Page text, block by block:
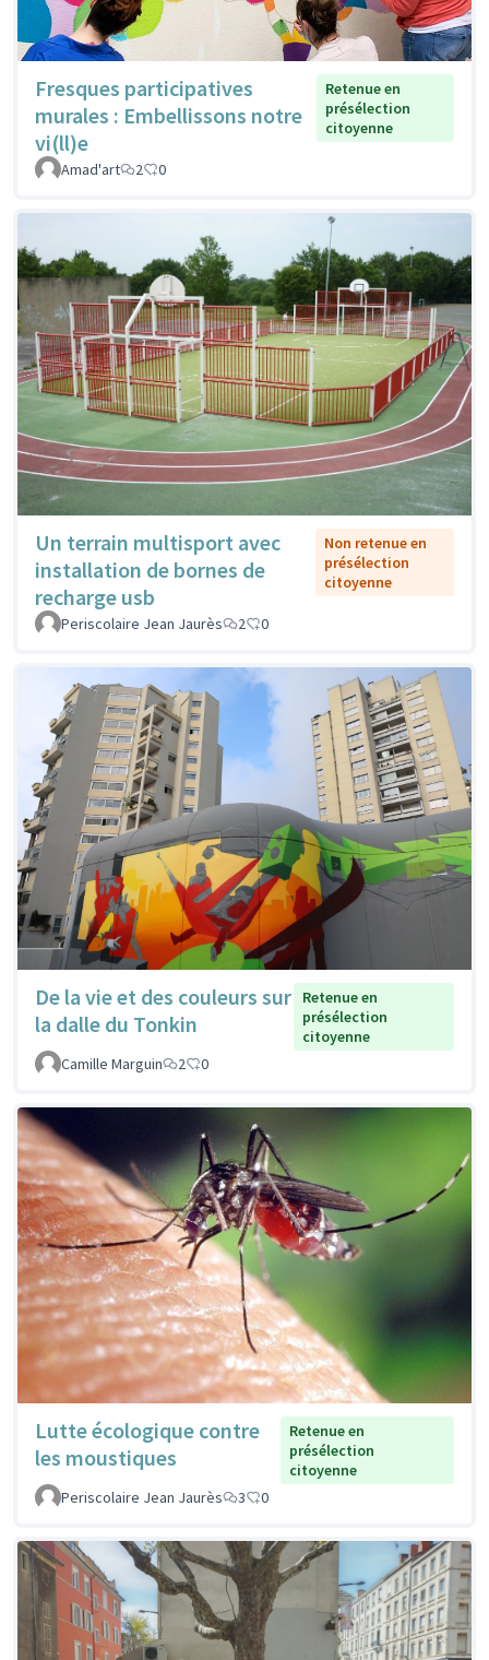
Fresques participatives
murales : Embellissons notre
vi(ll)e
Retenue en
présélection
citoyenne
Amad'art 2 0
Un terrain multisport avec
installation de bornes de
recharge usb
Non retenue en
présélection
citoyenne
Periscolaire Jean Jaurès 2 0
De la vie et des couleurs sur
la dalle du Tonkin
Retenue en
présélection
citoyenne
Camille Marguin
2 0
Lutte écologique contre
les moustiques
Retenue en
présélection
citoyenne
Periscolaire Jean Jaurès
3 0